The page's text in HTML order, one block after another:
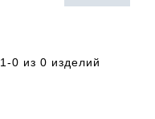
1-0 из 0 изделий